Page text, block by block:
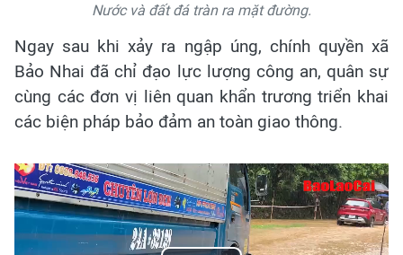
Nước và đất đá tràn ra mặt đường.
Ngay sau khi xảy ra ngập úng, chính quyền xã
Bảo Nhai đã chỉ đạo lực lượng công an, quân sự
cùng các đơn vị liên quan khẩn trương triển khai
các biện pháp bảo đảm an toàn giao thông.